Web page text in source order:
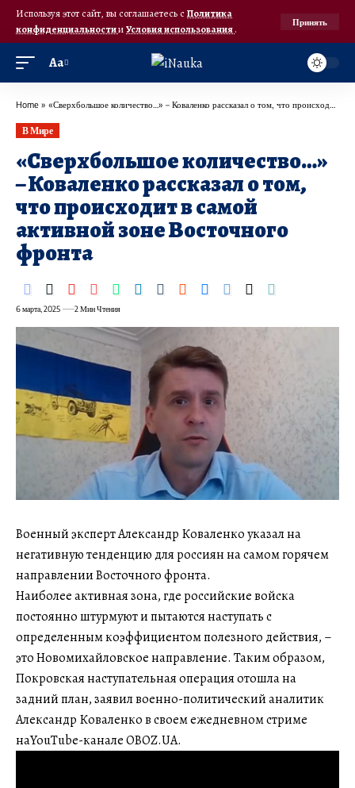
Используя этот сайт, вы соглашаетесь с Политика
конфиденциальностииУсловия использования.
Принять
Аа
Home » «Сверхбольшое количество…» – Коваленко рассказал о том, что происходит в самой активной зоне Восточного фронта
В Мире
«Сверхбольшое количество…»
– Коваленко рассказал о том,
что происходит в самой
активной зоне Восточного
фронта
6 марта, 2025 2 Мин Чтения
Военный эксперт Александр Коваленко указал на
негативную тенденцию для россиян на самом горячем
направлении Восточного фронта.
Наиболее активная зона, где российские войска
постоянно штурмуют и пытаются наступать с
определенным коэффициентом полезного действия, –
это Новомихайловское направление. Таким образом,
Покровская наступательная операция отошла на
задний план, заявил военно-политический аналитик
Александр Коваленко в своем ежедневном стриме
наYouTube-канале OBOZ.UA.